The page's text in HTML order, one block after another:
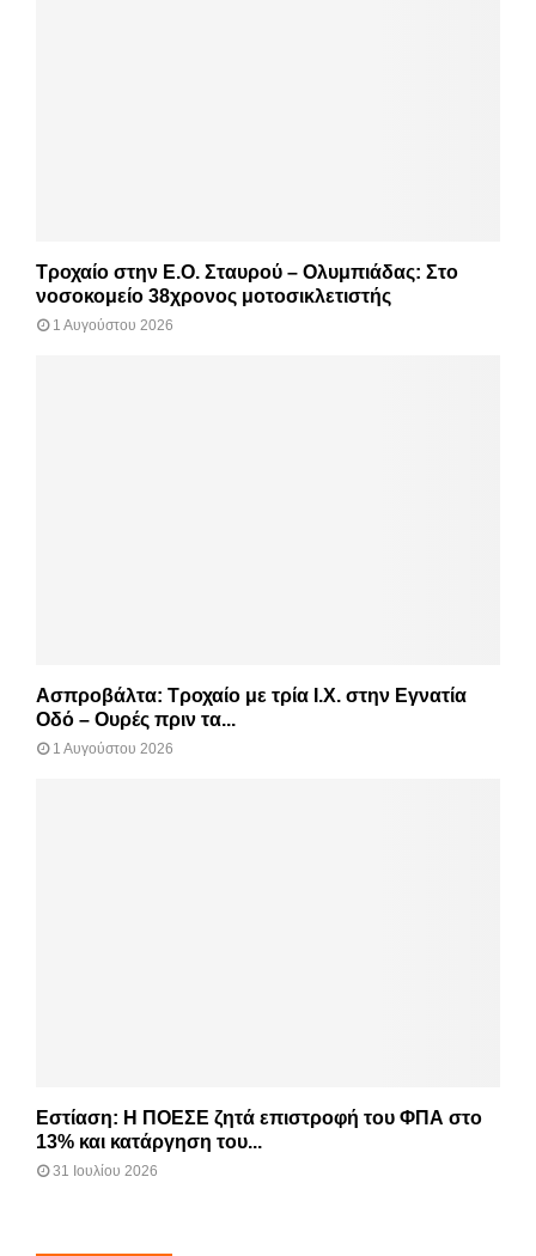
Τροχαίο στην Ε.Ο. Σταυρού – Ολυμπιάδας: Στο
νοσοκομείο 38χρονος μοτοσικλετιστής
1 Αυγούστου 2026
Ασπροβάλτα: Τροχαίο με τρία Ι.Χ. στην Εγνατία
Οδό – Ουρές πριν τα...
1 Αυγούστου 2026
Εστίαση: Η ΠΟΕΣΕ ζητά επιστροφή του ΦΠΑ στο
13% και κατάργηση του...
31 Ιουλίου 2026